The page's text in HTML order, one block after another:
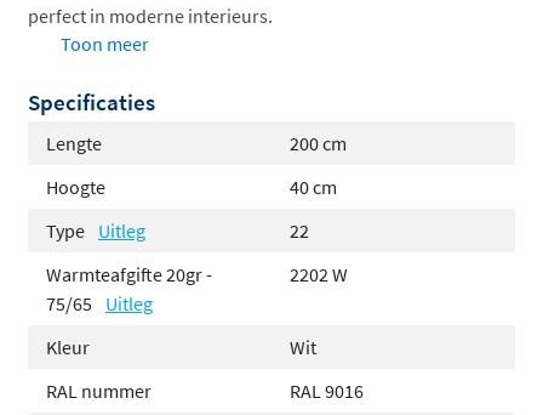
perfect in moderne interieurs.
Flexibele aansluitingen
Compleet met ophangmateriaal
Losse insert ventiel meegeleverd
Modern en tijdloos design
Moderne uitstraling
In tegenstelling tot de standaard geribbelde voorkant
van de Super 8 Compact, heeft de Plateau-serie een
Toon meer
Specificaties
Lengte
200 cm
Hoogte
40 cm
Type Uitleg
22
Warmteafgifte 20gr -
75/65 Uitleg
2202 W
Kleur
Wit
RAL nummer
RAL 9016